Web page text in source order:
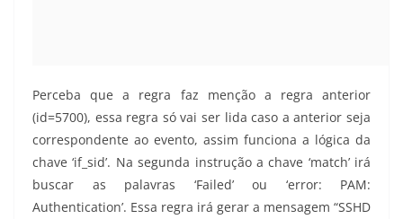
Perceba que a regra faz menção a regra anterior
(id=5700), essa regra só vai ser lida caso a anterior seja
correspondente ao evento, assim funciona a lógica da
chave ‘if_sid’. Na segunda instrução a chave ‘match’ irá
buscar as palavras ‘Failed’ ou ‘error: PAM:
Authentication’. Essa regra irá gerar a mensagem “SSHD